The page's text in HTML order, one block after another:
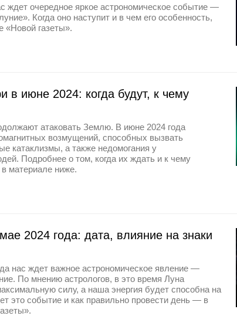
ждет очередное яркое астрономическое событие —
Когда оно наступит и в чем его особенность,
«Новой газеты».
в июне 2024: когда будут, к чему
атаковать Землю. В июне 2024 года
возмущений, способных вызвать
катаклизмы, а также недомогания у
Подробнее о том, когда их ждать и к чему
в материале ниже.
2024 года: дата, влияние на знаки
нас ждет важное астрономическое явление —
По мнению астрологов, в это время Луна
силу, а наша энергия будет способна на
это событие и как правильно провести день — в